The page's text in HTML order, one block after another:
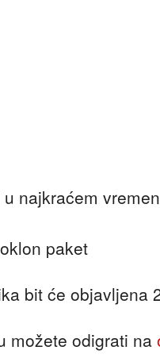
najkraćem
paket
bit će objavljena
možete odigrati na